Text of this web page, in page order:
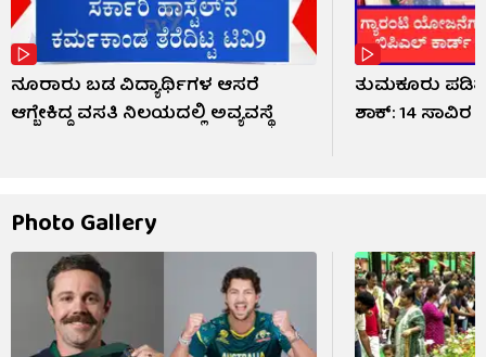
ನೂರಾರು ಬಡ ವಿದ್ಯಾರ್ಥಿಗಳ ಆಸರೆ
ಆಗ್ಬೇಕಿದ್ದ ವಸತಿ ನಿಲಯದಲ್ಲಿ ಅವ್ಯವಸ್ಥೆ
ತುಮಕೂರು
ಶಾಕ್: 14
Photo Gallery